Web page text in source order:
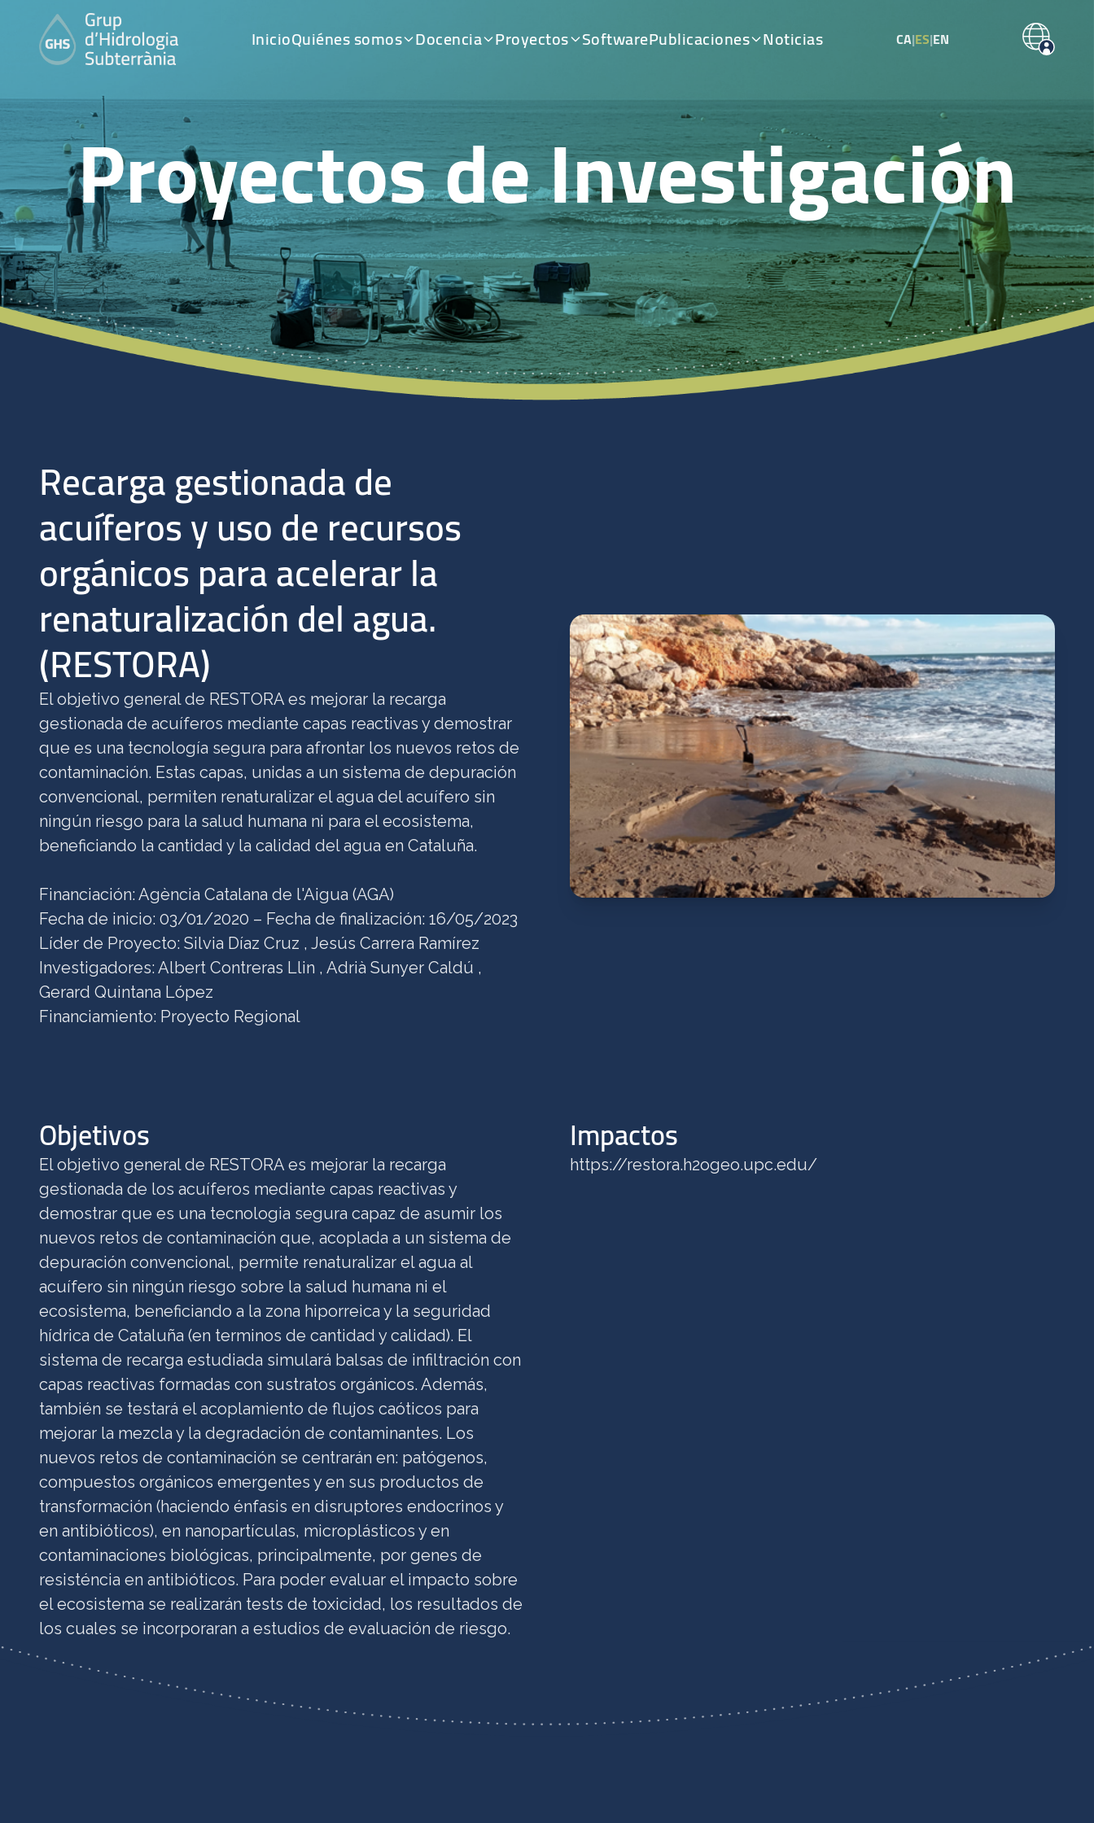
InicioQuiénes somos Docencia Proyectos SoftwarePublicaciones Noticias CA|ES|EN
Proyectos de Investigación
Recarga gestionada de
acuíferos y uso de recursos
orgánicos para acelerar la
renaturalización del agua.
(RESTORA)
El objetivo general de RESTORA es mejorar la recarga
gestionada de acuíferos mediante capas reactivas y demostrar
que es una tecnología segura para afrontar los nuevos retos de
contaminación. Estas capas, unidas a un sistema de depuración
convencional, permiten renaturalizar el agua del acuífero sin
ningún riesgo para la salud humana ni para el ecosistema,
beneficiando la cantidad y la calidad del agua en Cataluña.
Financiación: Agència Catalana de l'Aigua (AGA)
Fecha de inicio: 03/01/2020 – Fecha de finalización: 16/05/2023
Líder de Proyecto: Silvia Díaz Cruz , Jesús Carrera Ramírez
Investigadores: Albert Contreras Llin , Adrià Sunyer Caldú ,
Gerard Quintana López
Financiamiento: Proyecto Regional
Objetivos
El objetivo general de RESTORA es mejorar la recarga
gestionada de los acuíferos mediante capas reactivas y
demostrar que es una tecnologia segura capaz de asumir los
nuevos retos de contaminación que, acoplada a un sistema de
depuración convencional, permite renaturalizar el agua al
acuífero sin ningún riesgo sobre la salud humana ni el
ecosistema, beneficiando a la zona hiporreica y la seguridad
hídrica de Cataluña (en terminos de cantidad y calidad). El
sistema de recarga estudiada simulará balsas de infiltración con
capas reactivas formadas con sustratos orgánicos. Además,
también se testará el acoplamiento de flujos caóticos para
mejorar la mezcla y la degradación de contaminantes. Los
nuevos retos de contaminación se centrarán en: patógenos,
compuestos orgánicos emergentes y en sus productos de
transformación (haciendo énfasis en disruptores endocrinos y
en antibióticos), en nanopartículas, microplásticos y en
contaminaciones biológicas, principalmente, por genes de
resisténcia en antibióticos. Para poder evaluar el impacto sobre
el ecosistema se realizarán tests de toxicidad, los resultados de
los cuales se incorporaran a estudios de evaluación de riesgo.
Impactos
https://restora.h2ogeo.upc.edu/